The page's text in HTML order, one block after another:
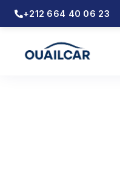
+212 664 40 06 23